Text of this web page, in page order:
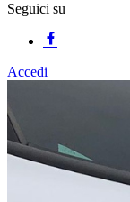
Seguici su
Accedi